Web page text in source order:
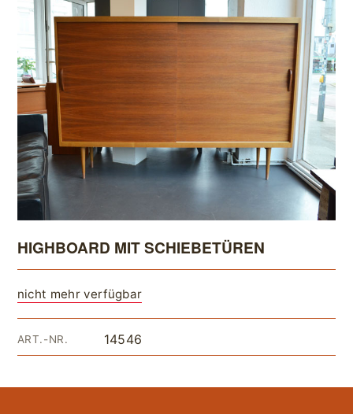
HIGHBOARD MIT SCHIEBETÜREN
nicht mehr verfügbar
ART.-NR. 14546